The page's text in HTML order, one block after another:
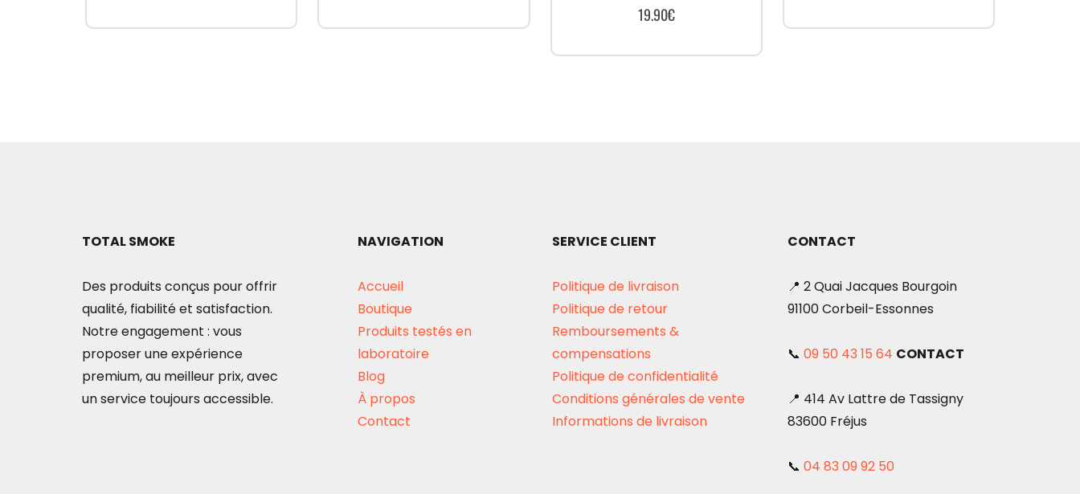
19.90€
TOTAL SMOKE
Des produits conçus pour offrir
qualité, fiabilité et satisfaction.
Notre engagement : vous
proposer une expérience
premium, au meilleur prix, avec
un service toujours accessible.
NAVIGATION
Accueil
Boutique
Produits testés en
laboratoire
Blog
À propos
Contact
SERVICE CLIENT
Politique de livraison
Politique de retour
Remboursements &
compensations
Politique de confidentialité
Conditions générales de vente
Informations de livraison
CONTACT
📍 2 Quai Jacques Bourgoin
91100 Corbeil-Essonnes
📞 09 50 43 15 64 CONTACT
📍 414 Av Lattre de Tassigny
83600 Fréjus
📞 04 83 09 92 50